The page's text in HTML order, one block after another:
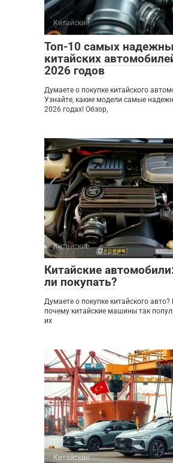
Китайские
Топ-10 самых
китайских
2026 годов
Думаете о покупке китайского
Узнайте, какие модели самые
2026 годах! Обзор,
Китайские
Китайские
ли покупать?
Думаете о покупке китайского
почему китайские машины так
их
Китайские